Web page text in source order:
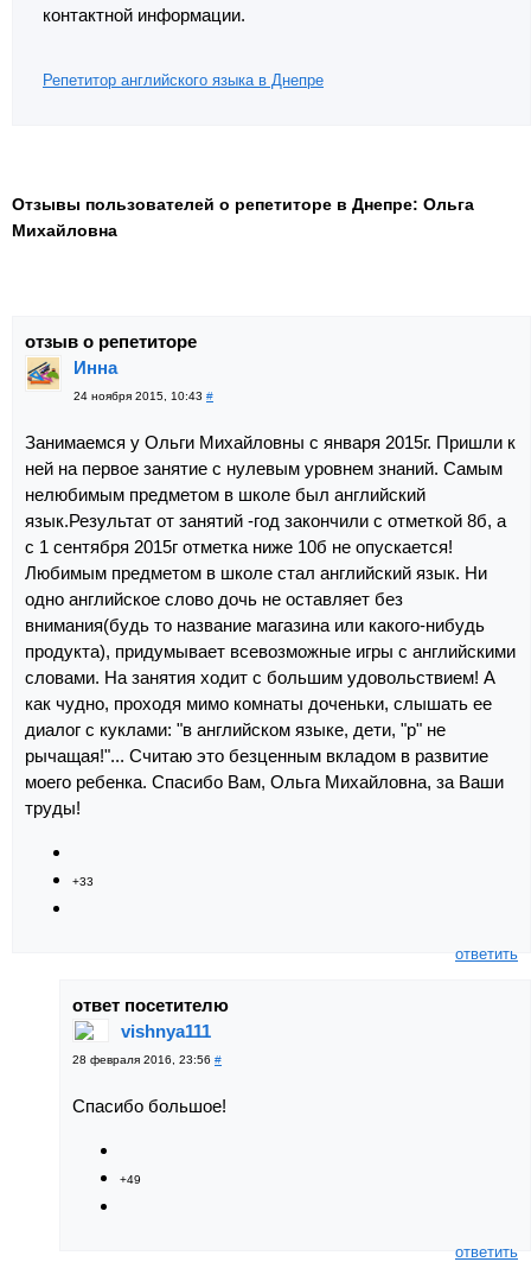
контактной информации.
Репетитор английского языка в Днепре
Отзывы пользователей о репетиторе в Днепре: Ольга
Михайловна
отзыв о репетиторе
Инна
24 ноября 2015, 10:43 #
Занимаемся у Ольги Михайловны с января 2015г. Пришли к
ней на первое занятие с нулевым уровнем знаний. Самым
нелюбимым предметом в школе был английский
язык.Результат от занятий -год закончили с отметкой 8б, а
с 1 сентября 2015г отметка ниже 10б не опускается!
Любимым предметом в школе стал английский язык. Ни
одно английское слово дочь не оставляет без
внимания(будь то название магазина или какого-нибудь
продукта), придумывает всевозможные игры с английскими
словами. На занятия ходит с большим удовольствием! А
как чудно, проходя мимо комнаты доченьки, слышать ее
диалог с куклами: "в английском языке, дети, "р" не
рычащая!"... Считаю это безценным вкладом в развитие
моего ребенка. Спасибо Вам, Ольга Михайловна, за Ваши
труды!
+33
ответить
ответ посетителю
vishnya111
28 февраля 2016, 23:56 #
Спасибо большое!
+49
ответить